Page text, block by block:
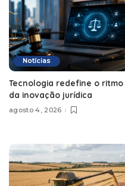
Notícias
Tecnologia redefine o ritmo
da inovação jurídica
agosto 4, 2026